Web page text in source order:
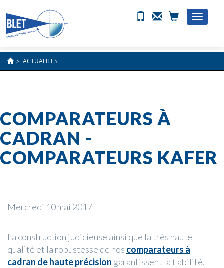
Toggle
> ACTUALITES
COMPARATEURS À
CADRAN -
COMPARATEURS KAFER
Mercredi 10 mai 2017
La construction judicieuse ainsi que la très haute
qualité et la robustesse de nos comparateurs à
cadran de haute précision garantissent la fiabilité,